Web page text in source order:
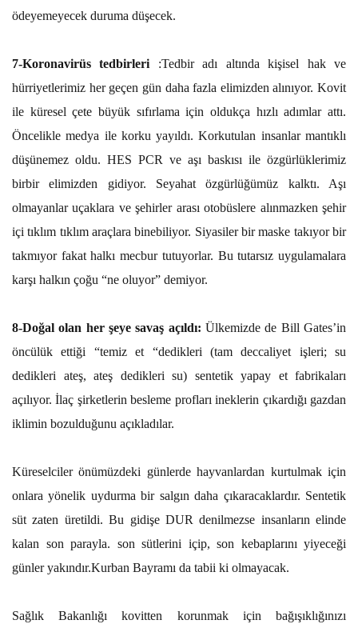
ödeyemeyecek duruma düşecek.
7-Koronavirüs tedbirleri :Tedbir adı altında kişisel hak ve
hürriyetlerimiz her geçen gün daha fazla elimizden alınıyor. Kovit
ile küresel çete büyük sıfırlama için oldukça hızlı adımlar attı.
Öncelikle medya ile korku yayıldı. Korkutulan insanlar mantıklı
düşünemez oldu. HES PCR ve aşı baskısı ile özgürlüklerimiz
birbir elimizden gidiyor. Seyahat özgürlüğümüz kalktı. Aşı
olmayanlar uçaklara ve şehirler arası otobüslere alınmazken şehir
içi tıklım tıklım araçlara binebiliyor. Siyasiler bir maske takıyor bir
takmıyor fakat halkı mecbur tutuyorlar. Bu tutarsız uygulamalara
karşı halkın çoğu “ne oluyor” demiyor.
8-Doğal olan her şeye savaş açıldı: Ülkemizde de Bill Gates’in
öncülük ettiği “temiz et “dedikleri (tam deccaliyet işleri; su
dedikleri ateş, ateş dedikleri su) sentetik yapay et fabrikaları
açılıyor. İlaç şirketlerin besleme profları ineklerin çıkardığı gazdan
iklimin bozulduğunu açıkladılar.
Küreselciler önümüzdeki günlerde hayvanlardan kurtulmak için
onlara yönelik uydurma bir salgın daha çıkaracaklardır. Sentetik
süt zaten üretildi. Bu gidişe DUR denilmezse insanların elinde
kalan son parayla. son sütlerini içip, son kebaplarını yiyeceği
günler yakındır.Kurban Bayramı da tabii ki olmayacak.
Sağlık Bakanlığı kovitten korunmak için bağışıklığınızı